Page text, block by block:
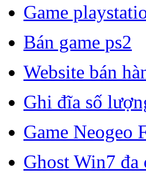
Game
Bán game ps2
Website bán
Ghi đĩa số
Game Neogeo
Ghost Win7 đa